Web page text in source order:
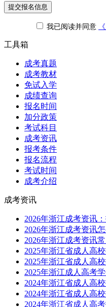
提交报名信息
我已阅读并同意
工具箱
成考真题
成考教材
免试入学
成绩查询
报名时间
加分政策
考试科目
成考资讯
报考条件
报名流程
考试时间
成考介绍
成考资讯
2026年浙江成考资讯
2026年浙江成考资讯
2026年浙江成考资讯
2025年浙江省成人高
2025年浙江省成人高
2025年浙江成人高考
2024年浙江省成人高
2024年浙江省成人高
2024年浙江省成人高